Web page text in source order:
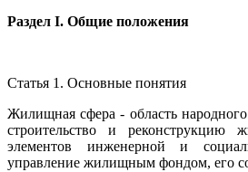
Раздел I. Общие положения
Статья 1. Основные понятия
Жилищная сфера - область
строительство и реконструкцию
элементов инженерной и
управление жилищным фондом, его